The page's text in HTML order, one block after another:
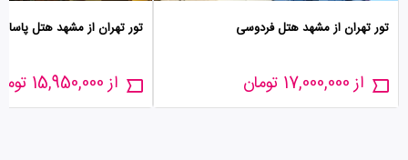
تور تهران از مشهد هتل فردوسی
از 17,000,000 تومان
تور تهران از مشهد هتل
از 15,950,000 تومان